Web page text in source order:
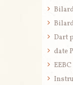
Dart
date
EEBC